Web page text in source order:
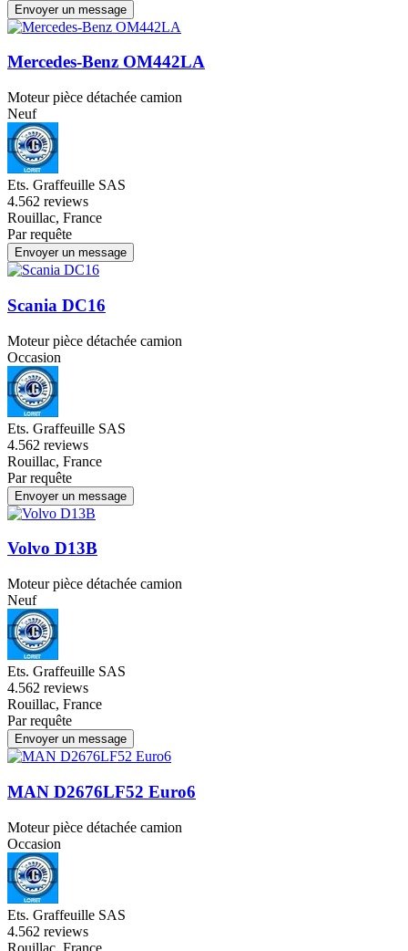
Envoyer un message
Mercedes-Benz OM442LA
Moteur pièce détachée camion
Neuf
Ets. Graffeuille SAS
4.562 reviews
Rouillac, France
Par requête
Envoyer un message
Scania DC16
Moteur pièce détachée camion
Occasion
Ets. Graffeuille SAS
4.562 reviews
Rouillac, France
Par requête
Envoyer un message
Volvo D13B
Moteur pièce détachée camion
Neuf
Ets. Graffeuille SAS
4.562 reviews
Rouillac, France
Par requête
Envoyer un message
MAN D2676LF52 Euro6
Moteur pièce détachée camion
Occasion
Ets. Graffeuille SAS
4.562 reviews
Rouillac, France